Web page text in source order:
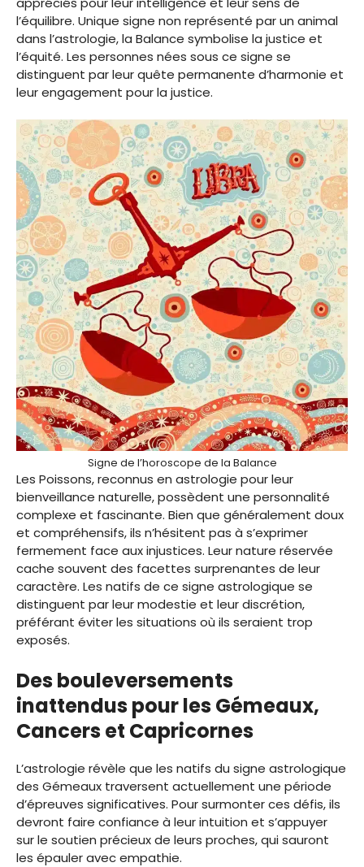
l’équilibre. Unique signe non représenté par un animal
dans l’astrologie, la Balance symbolise la justice et
l’équité. Les personnes nées sous ce signe se
distinguent par leur quête permanente d’harmonie et
leur engagement pour la justice.
Signe de l’horoscope de la Balance
Les Poissons, reconnus en astrologie pour leur
bienveillance naturelle, possèdent une personnalité
complexe et fascinante. Bien que généralement doux
et compréhensifs, ils n’hésitent pas à s’exprimer
fermement face aux injustices. Leur nature réservée
cache souvent des facettes surprenantes de leur
caractère. Les natifs de ce signe astrologique se
distinguent par leur modestie et leur discrétion,
préférant éviter les situations où ils seraient trop
exposés.
Des bouleversements
inattendus pour les Gémeaux,
Cancers et Capricornes
L’astrologie révèle que les natifs du signe astrologique
des Gémeaux traversent actuellement une période
d’épreuves significatives. Pour surmonter ces défis, ils
devront faire confiance à leur intuition et s’appuyer
sur le soutien précieux de leurs proches, qui sauront
les épauler avec empathie.